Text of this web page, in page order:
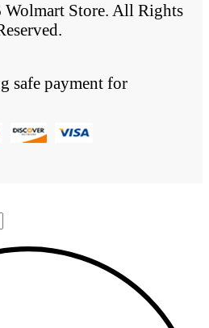
Store. All Rights
safe payment for